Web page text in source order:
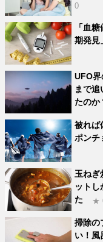
0
「血
期発見
UFO界
まで
たのか
被れば
ポンチ
玉ねぎ
ットし
た
★
掃除の
い！風